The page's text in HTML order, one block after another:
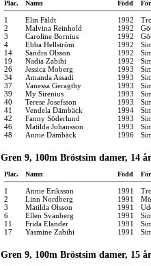
Plac. Namn Född
1 Elin Fäldt 1992
2
Malvina Reinhold 1992
3
Caroline Bornius 1992
4
Ebba Hellström 1992
14
Sandra Olsson 1992
19
Nadia Zabihi 1992
26
Jessica Moberg 1993
34
Amanda Assadi 1993
37
Vanessa Geragthy 1993
39
My Sirenius 1993
40
Terese Josefsson 1993
41
Vendela Dämbäck 1994
42
Fanny Söderlund 1993
46
Matilda Johansson 1993
48
Annie Dämbäck 1996
Gren 9, 100m Bröstsim damer, 14
Plac. Namn Född
1 Annie Eriksson 1991
2
Linn Nordberg 1991
3
Matilda Olsson 1991
6
Ellen Svanberg 1991
11
Frida Elander 1991
17
Yasmine Zabihi 1991
Gren 9, 100m Bröstsim damer, 15